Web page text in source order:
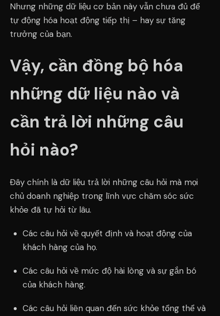
Nhưng những dữ liệu cơ bản này vẫn chưa đủ để
tự động hóa hoạt động tiếp thị – hay sự tăng
trưởng của bạn.
Vậy, cần đồng bộ hóa
những dữ liệu nào và
cần trả lời những câu
hỏi nào?
Đây chính là dữ liệu trả lời những câu hỏi mà mọi
chủ doanh nghiệp trong lĩnh vực chăm sóc sức
khỏe đã tự hỏi từ lâu.
Các câu hỏi về quyết định và hoạt động của
khách hàng của họ.
Các câu hỏi về mức độ hài lòng và sự gắn bó
của khách hàng.
Các câu hỏi liên quan đến sức khỏe tổng thể và